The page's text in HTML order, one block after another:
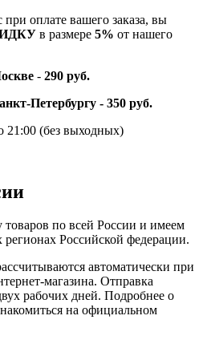
оплате вашего заказа, вы
в размере 5% от нашего
- 290 руб.
Петербургу - 350 руб.
21:00 (без выходных)
по всей России и имеем
Российской федерации.
автоматически при
магазина. Отправка
рабочих дней. Подробнее о
на официальном